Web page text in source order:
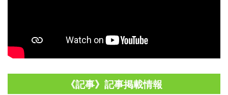
《記事》記事掲載情報